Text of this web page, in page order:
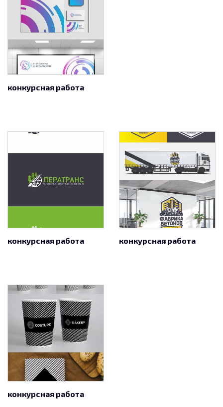
конкурсная работа
конкурсная работа конкурсная работа
конкурсная работа